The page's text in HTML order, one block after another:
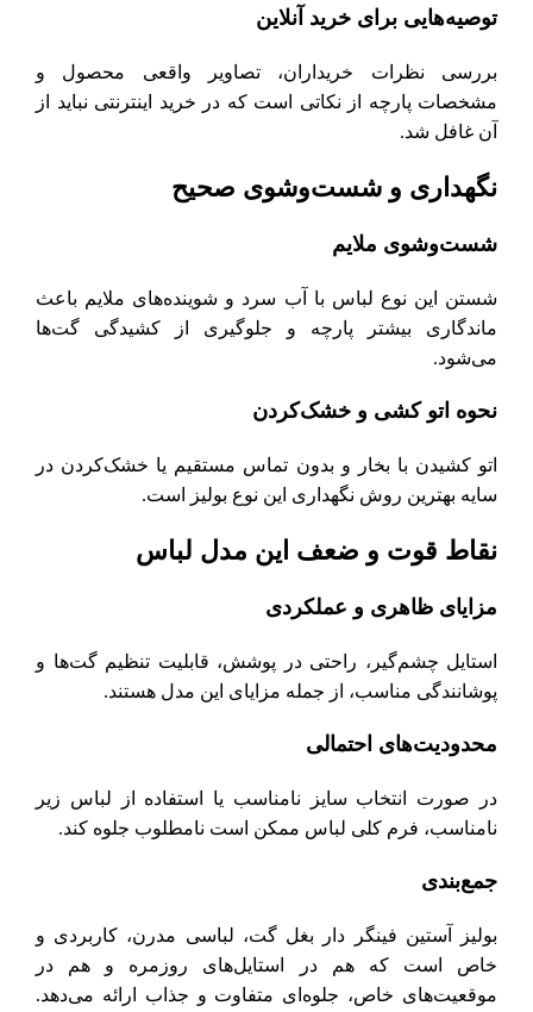
توصیه‌هایی برای خرید آنلاین
بررسی نظرات خریداران، تصاویر واقعی محصول و
مشخصات پارچه از نکاتی است که در خرید اینترنتی نباید از
آن غافل شد.
نگهداری و شست‌وشوی صحیح
شست‌وشوی ملایم
شستن این نوع لباس با آب سرد و شوینده‌های ملایم باعث
ماندگاری بیشتر پارچه و جلوگیری از کشیدگی گت‌ها
می‌شود.
نحوه اتو کشی و خشک‌کردن
اتو کشیدن با بخار و بدون تماس مستقیم یا خشک‌کردن در
سایه بهترین روش نگهداری این نوع بولیز است.
نقاط قوت و ضعف این مدل لباس
مزایای ظاهری و عملکردی
استایل چشم‌گیر، راحتی در پوشش، قابلیت تنظیم گت‌ها و
پوشانندگی مناسب، از جمله مزایای این مدل هستند.
محدودیت‌های احتمالی
در صورت انتخاب سایز نامناسب یا استفاده از لباس زیر
نامناسب، فرم کلی لباس ممکن است نامطلوب جلوه کند.
جمع‌بندی
بولیز آستین فینگر دار بغل گت، لباسی مدرن، کاربردی و
خاص است که هم در استایل‌های روزمره و هم در
موقعیت‌های خاص، جلوه‌ای متفاوت و جذاب ارائه می‌دهد.